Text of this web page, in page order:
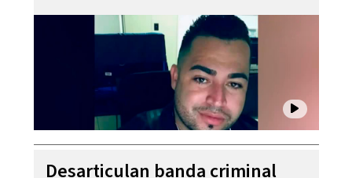
Desarticulan banda criminal